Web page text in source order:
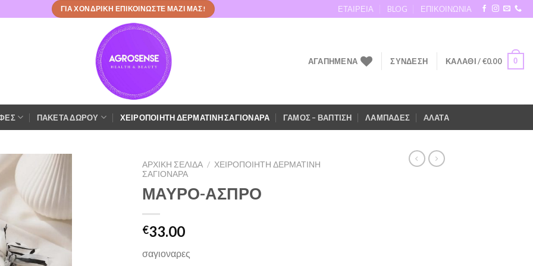
ΓΙΑ ΧΟΝΔΡΙΚΗ ΕΠΙΚΟΙΝΩΣΤΕ ΜΑΖΙ ΜΑΣ! ΕΤΑΙΡΕΙΑ BLOG ΕΠΙΚΟΙΝΩΝΙΑ
ΑΓΑΠΗΜΕΝΑ ΣΎΝΔΕΣΗ ΚΑΛΆΘΙ /€0.00 0
ΠΑΚΕΤΑ ΔΩΡΟΥ ΧΕΙΡΟΠΟΙΗΤΗ ΔΕΡΜΑΤΙΝΗ ΣΑΓΙΟΝΑΡΑ ΓΑΜΟΣ – ΒΑΠΤΙΣΗ ΛΑΜΠΑΔΕΣ AΛΑΤΑ
Πρόσθήκη
στην λίστα
επιθυμιών
ΑΡΧΙΚΉ ΣΕΛΊΔΑ / ΧΕΙΡΟΠΟΙΗΤΗ ΔΕΡΜΑΤΙΝΗ
ΣΑΓΙΟΝΑΡΑ
ΜΑΥΡΟ-ΑΣΠΡΟ
€33.00
σαγιοναρες